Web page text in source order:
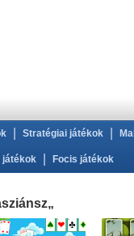
Stratégiai játékok
játékok Focis játékok